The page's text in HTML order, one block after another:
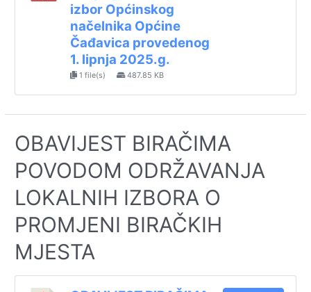
izbor Općinskog
načelnika Općine
Čađavica provedenog
1. lipnja 2025.g.
1 file(s) 487.85 KB
OBAVIJEST BIRAČIMA
POVODOM ODRŽAVANJA
LOKALNIH IZBORA O
PROMJENI BIRAČKIH
MJESTA